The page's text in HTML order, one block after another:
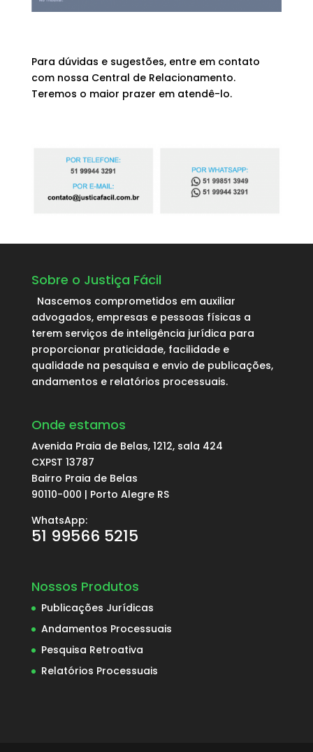
Para dúvidas e sugestões, entre em contato
com nossa Central de Relacionamento.
Teremos o maior prazer em atendê-lo.
Sobre o Justiça Fácil
Nascemos comprometidos em auxiliar
advogados, empresas e pessoas físicas a
terem serviços de inteligência jurídica para
proporcionar praticidade, facilidade e
qualidade na pesquisa e envio de publicações,
andamentos e relatórios processuais.
Onde estamos
Avenida Praia de Belas, 1212, sala 424
CXPST 13787
Bairro Praia de Belas
90110-000 | Porto Alegre RS
WhatsApp:
51 99566 5215
Nossos Produtos
Publicações Jurídicas
Andamentos Processuais
Pesquisa Retroativa
Relatórios Processuais